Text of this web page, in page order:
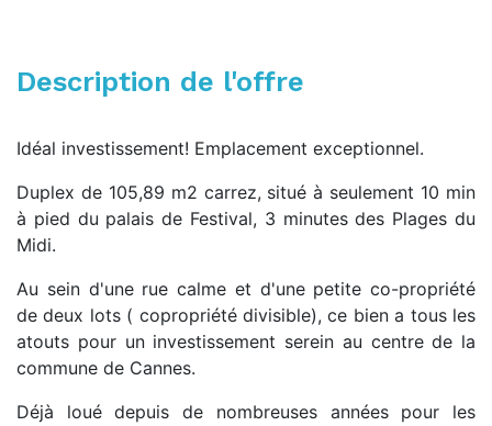
Description de l'offre
Idéal investissement! Emplacement exceptionnel.
Duplex de 105,89 m2 carrez, situé à seulement 10 min
à pied du palais de Festival, 3 minutes des Plages du
Midi.
Au sein d'une rue calme et d'une petite co-propriété
de deux lots ( copropriété divisible), ce bien a tous les
atouts pour un investissement serein au centre de la
commune de Cannes.
Déjà loué depuis de nombreuses années pour les